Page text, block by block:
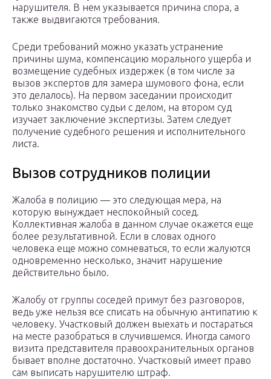
нарушителя. В нем указывается причина спора, а
также выдвигаются требования.
Среди требований можно указать устранение
причины шума, компенсацию морального ущерба и
возмещение судебных издержек (в том числе за
вызов экспертов для замера шумового фона, если
это делалось). На первом заседании происходит
только знакомство судьи с делом, на втором суд
изучает заключение экспертизы. Затем следует
получение судебного решения и исполнительного
листа.
Вызов сотрудников полиции
Жалоба в полицию — это следующая мера, на
которую вынуждает неспокойный сосед.
Коллективная жалоба в данном случае окажется еще
более результативной. Если в словах одного
человека еще можно сомневаться, то если жалуются
одновременно несколько, значит нарушение
действительно было.
Жалобу от группы соседей примут без разговоров,
ведь уже нельзя все списать на обычную антипатию к
человеку. Участковый должен выехать и постараться
на месте разобраться в случившемся. Иногда самого
визита представителя правоохранительных органов
бывает вполне достаточно. Участковый имеет право
сам выписать нарушителю штраф.